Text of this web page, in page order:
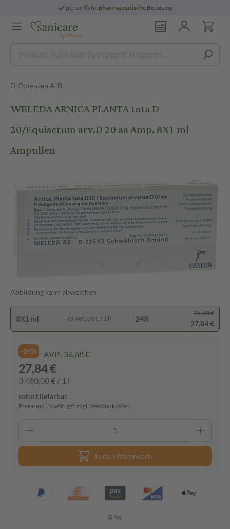
persönlichepharmazeutische Beratung
D-Potenzen A-B
WELEDA ARNICA PLANTA tota D
20/Equisetum arv.D 20 aa Amp. 8X1 ml
Ampullen
Abbildung kann abweichen
8X1 ml (3.480,00 € / 1 l) -24%
36,68 €
27,84 €
-24% AVP: 36,68 €
27,84 €
3.480,00 € / 1 l
sofort lieferbar
Preise inkl. MwSt. ggf. zzgl. Versandkosten
In den Warenkorb